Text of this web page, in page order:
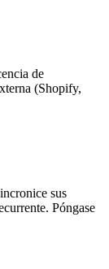
de
(Shopify,
sus
Póngase